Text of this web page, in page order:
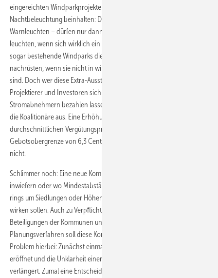
eingereichten Windparkprojekte eine bedarfsgerechte
Nachtbeleuchtung beinhalten: Die sogenannten Anlagenfeuer – rote
Warnleuchten – dürfen nur dann zum Schutz des Flugverkehrs
leuchten, wenn sich wirklich ein Flugzeug nähert. Bis 2021 müssen
sogar bestehende Windparks die bedarfsgerechte Befeuerung
nachrüsten, wenn sie nicht in wirtschaftlicher Hinsicht zu klein dazu
sind. Doch wer diese Extra-Ausstattung finanziert oder wie die
Projektierer und Investoren sich die Extra-Investition von den
Stromabnehmern bezahlen lassen können, darüber schweigen sich
die Koalitionäre aus. Eine Erhöhung der schon jetzt bei den
durchschnittlichen Vergütungspreisen wieder erreichten
Gebotsobergrenze von 6,3 Cent pro kWh erwähnten sie jedenfalls
nicht.
Schlimmer noch: Eine neue Kommission soll bis März 2019 klären,
inwiefern oder wo Mindestabstände für neue Windparkvorhaben
rings um Siedlungen oder Höhenbegrenzungen für Anlagen künftig
wirken sollen. Auch zu Verpflichtungen auf verbindliche finanzielle
Beteiligungen der Kommunen und zu Veränderungen in den
Planungsverfahren soll diese Kommission dann Klarheit schaffen. Das
Problem hierbei: Zunächst einmal hat die SPD nur neue Baustellen
eröffnet und die Unklarheit einer ganzen Branche weit in die Zukunft
verlängert. Zumal eine Entscheidung über solche weiteren